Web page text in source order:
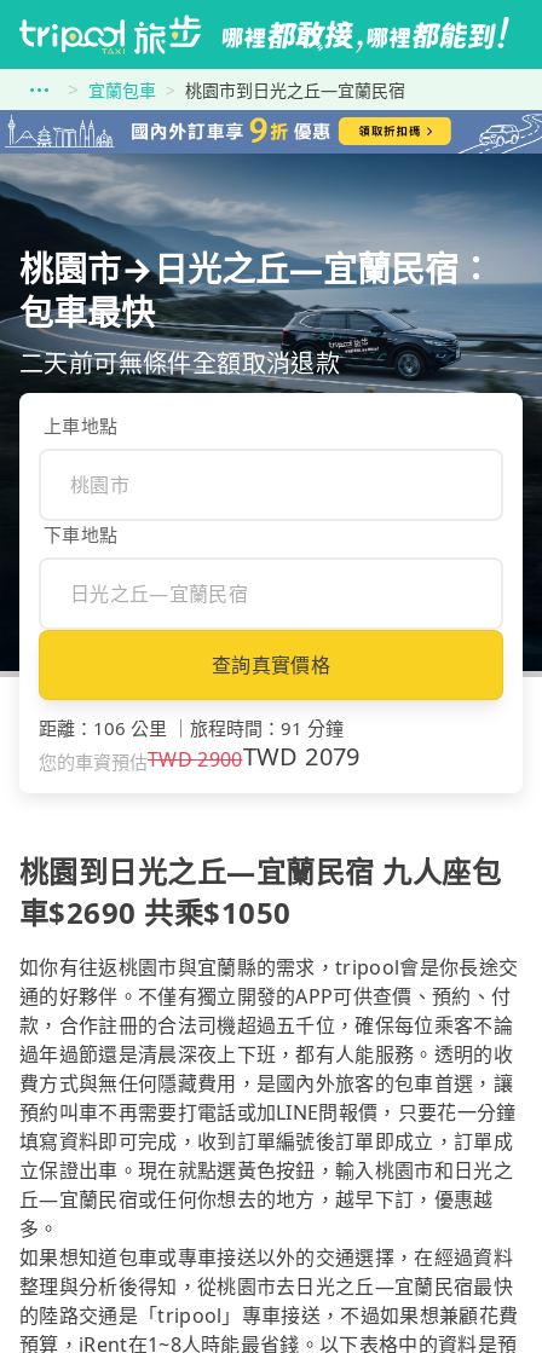
宜蘭包車 桃園市到日光之丘—宜蘭民宿
桃園市→日光之丘—宜蘭民宿：
包車最快
二天前可無條件全額取消退款
上車地點
下車地點
查詢真實價格
距離 ： 106 公里 旅程時間 ： 91 分鐘
您的車資預估TWD2900TWD 2079
桃園到日光之丘—宜蘭民宿 九人座包
車$2690 共乘$1050
如你有往返桃園市與宜蘭縣的需求，tripool會是你長途交
通的好夥伴。不僅有獨立開發的APP可供查價、預約、付
款，合作註冊的合法司機超過五千位，確保每位乘客不論
過年過節還是清晨深夜上下班，都有人能服務。透明的收
費方式與無任何隱藏費用，是國內外旅客的包車首選，讓
預約叫車不再需要打電話或加LINE問報價，只要花一分鐘
填寫資料即可完成，收到訂單編號後訂單即成立，訂單成
立保證出車。現在就點選黃色按鈕，輸入桃園市和日光之
丘—宜蘭民宿或任何你想去的地方，越早下訂，優惠越
多。
如果想知道包車或專車接送以外的交通選擇，在經過資料
整理與分析後得知，從桃園市去日光之丘—宜蘭民宿最快
的陸路交通是「tripool」專車接送，不過如果想兼顧花費
預算，iRent在1~8人時能最省錢。以下表格中的資料是預